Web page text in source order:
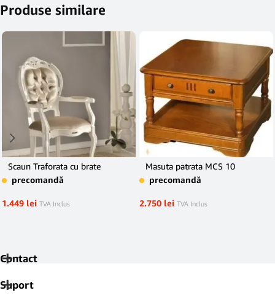
Produse similare
Scaun Traforata cu brate
precomandă
1.449 lei TVA Inclus
Masuta patrata MCS 10
precomandă
2.750 lei TVA Inclus
Contact
Suport